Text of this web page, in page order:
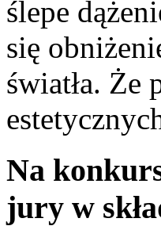
ślepe
się
światła. Że
Na
jury w